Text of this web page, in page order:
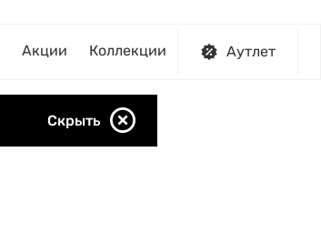
Акции Коллекции Аутлет
Скрыть